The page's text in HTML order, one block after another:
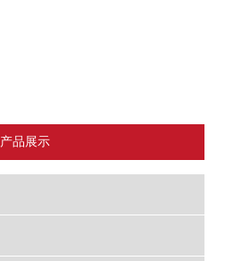
产品展示